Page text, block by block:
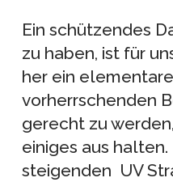
Ein schützendes
zu haben, ist für
her ein
vorherrschenden
gerecht zu
einiges aus
steigenden UV